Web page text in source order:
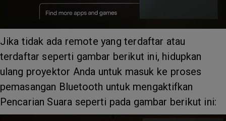
Jika tidak ada remote yang terdaftar atau
terdaftar seperti gambar berikut ini, hidupkan
ulang proyektor Anda untuk masuk ke proses
pemasangan Bluetooth untuk mengaktifkan
Pencarian Suara seperti pada gambar berikut ini: